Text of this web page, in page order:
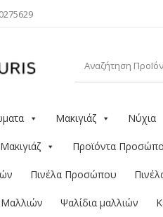
Μακιγιάζ Νύχια
Προϊόντα
Πινέλα Προσώπου
Ψαλίδια μαλλιών